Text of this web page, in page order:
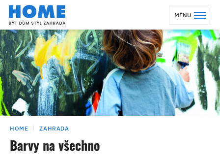
MENU
HOME ZAHRADA
Barvy na všechno